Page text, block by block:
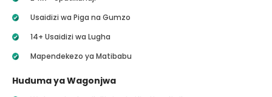
Usaidizi wa Piga na Gumzo
14+ Usaidizi wa Lugha
Mapendekezo ya Matibabu
Huduma ya Wagonjwa